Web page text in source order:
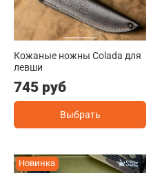
Кожаные ножны Colada для
левши
745 руб
Выбрать
Новинка